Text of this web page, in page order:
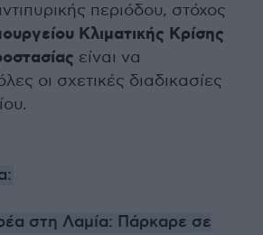
περιόδου, στόχος
Κλιματικής Κρίσης
είναι να
οι σχετικές διαδικασίες
στη Λαμία: Πάρκαρε σε